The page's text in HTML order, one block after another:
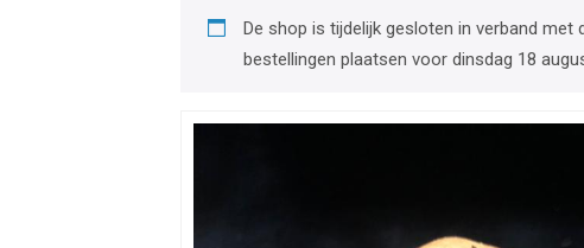
De shop is tijdelijk gesloten in verband
bestellingen plaatsen voor dinsdag 18